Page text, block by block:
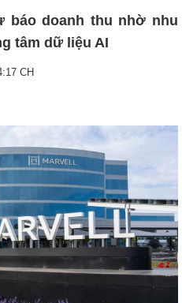
báo doanh thu nhờ nhu
tâm dữ liệu AI
CH